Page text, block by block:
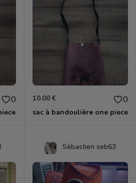
0 10.00 € 0
sac à bandoulière one piece
Sébastien seb63